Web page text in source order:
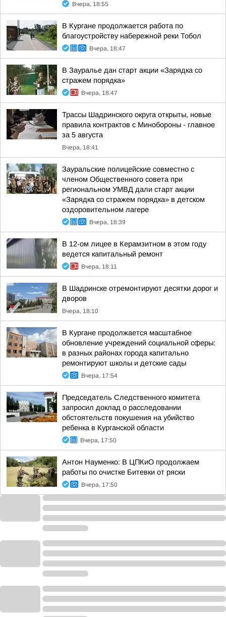
Вчера, 18:55
В Кургане продолжается работа по
благоустройству набережной реки Тобол
Вчера, 18:47
В Зауралье дан старт акции «Зарядка со
стражем порядка»
Вчера, 18:47
Трассы Шадринского округа открыты, новые
правила контрактов с Минобороны - главное
за 5 августа
Вчера, 18:41
Зауральские полицейские совместно с
членом Общественного совета при
региональном УМВД дали старт акции
«Зарядка со стражем порядка» в детском
оздоровительном лагере
Вчера, 18:39
В 12-ом лицее в Керамзитном в этом году
ведется капитальный ремонт
Вчера, 18:11
В Шадринске отремонтируют десятки дорог и
дворов
Вчера, 18:10
В Кургане продолжается масштабное
обновление учреждений социальной сферы:
в разных районах города капитально
ремонтируют школы и детские сады
Вчера, 17:54
Председатель Следственного комитета
запросил доклад о расследовании
обстоятельств покушения на убийство
ребенка в Курганской области
Вчера, 17:50
Антон Науменко: В ЦПКиО продолжаем
работы по очистке Битевки от ряски
Вчера, 17:50